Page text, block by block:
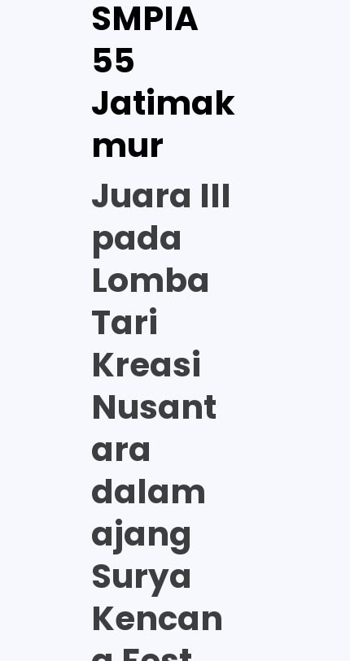
SMPIA
55
Jatimak
mur
Juara III
pada
Lomba
Tari
Kreasi
Nusant
ara
dalam
ajang
Surya
Kencan